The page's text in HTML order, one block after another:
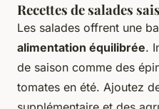
Recettes de salades
Les salades offrent une
alimentation équilibrée.
de saison comme des
tomates en été. Ajoutez